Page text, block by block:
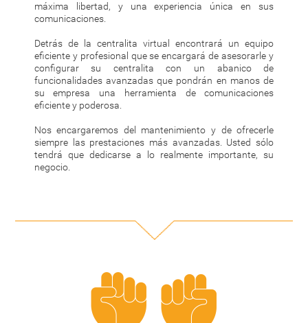
máxima libertad, y una experiencia única en sus
comunicaciones.
Detrás de la centralita virtual encontrará un equipo
eficiente y profesional que se encargará de asesorarle y
configurar su centralita con un abanico de
funcionalidades avanzadas que pondrán en manos de
su empresa una herramienta de comunicaciones
eficiente y poderosa.
Nos encargaremos del mantenimiento y de ofrecerle
siempre las prestaciones más avanzadas. Usted sólo
tendrá que dedicarse a lo realmente importante, su
negocio.